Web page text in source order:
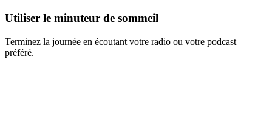
Utiliser le minuteur de sommeil
Terminez la journée en écoutant votre radio ou votre podcast
préféré.